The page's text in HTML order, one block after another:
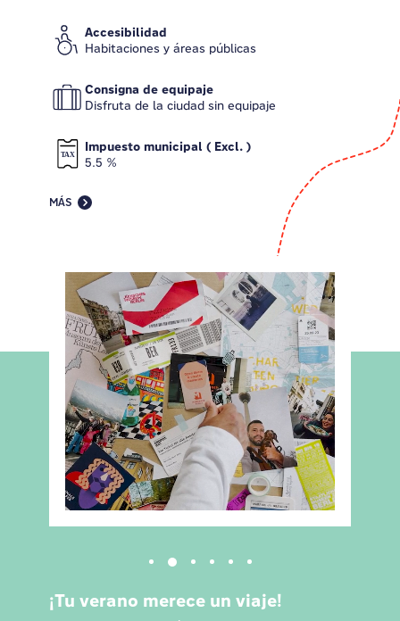
Accesibilidad
Habitaciones y áreas públicas
Consigna de equipaje
Disfruta de la ciudad sin equipaje
Impuesto municipal ( Excl. )
5.5 %
MÁS
¡Tu verano merece un viaje!